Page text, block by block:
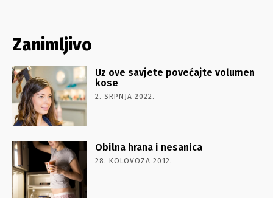
Zanimljivo
Uz ove savjete povećajte volumen
kose
2. SRPNJA 2022.
Obilna hrana i nesanica
28. KOLOVOZA 2012.